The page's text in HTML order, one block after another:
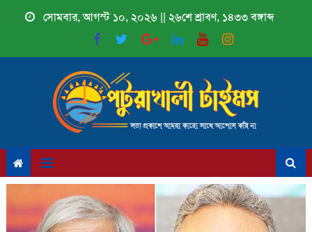
সোমবার, আগস্ট ১০, ২০২৬ || ২৬শে শ্রাবণ, ১৪৩৩ বঙ্গাব্দ